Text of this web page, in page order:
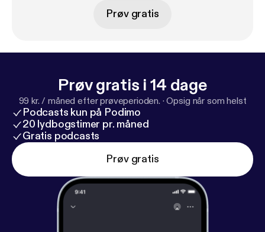
Prøv gratis
Prøv gratis i 14 dage
99 kr. / måned efter prøveperioden. ·Opsig når som helst
Podcasts kun på Podimo
20 lydbogstimer pr. måned
Gratis podcasts
Prøv gratis